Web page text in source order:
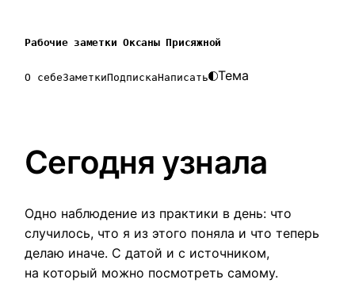
Рабочие заметки Оксаны Присяжной
О себеЗаметкиПодпискаНаписать Тема
Сегодня узнала
Одно наблюдение из практики в день: что
случилось, что я из этого поняла и что теперь
делаю иначе. С датой и с источником,
на который можно посмотреть самому.